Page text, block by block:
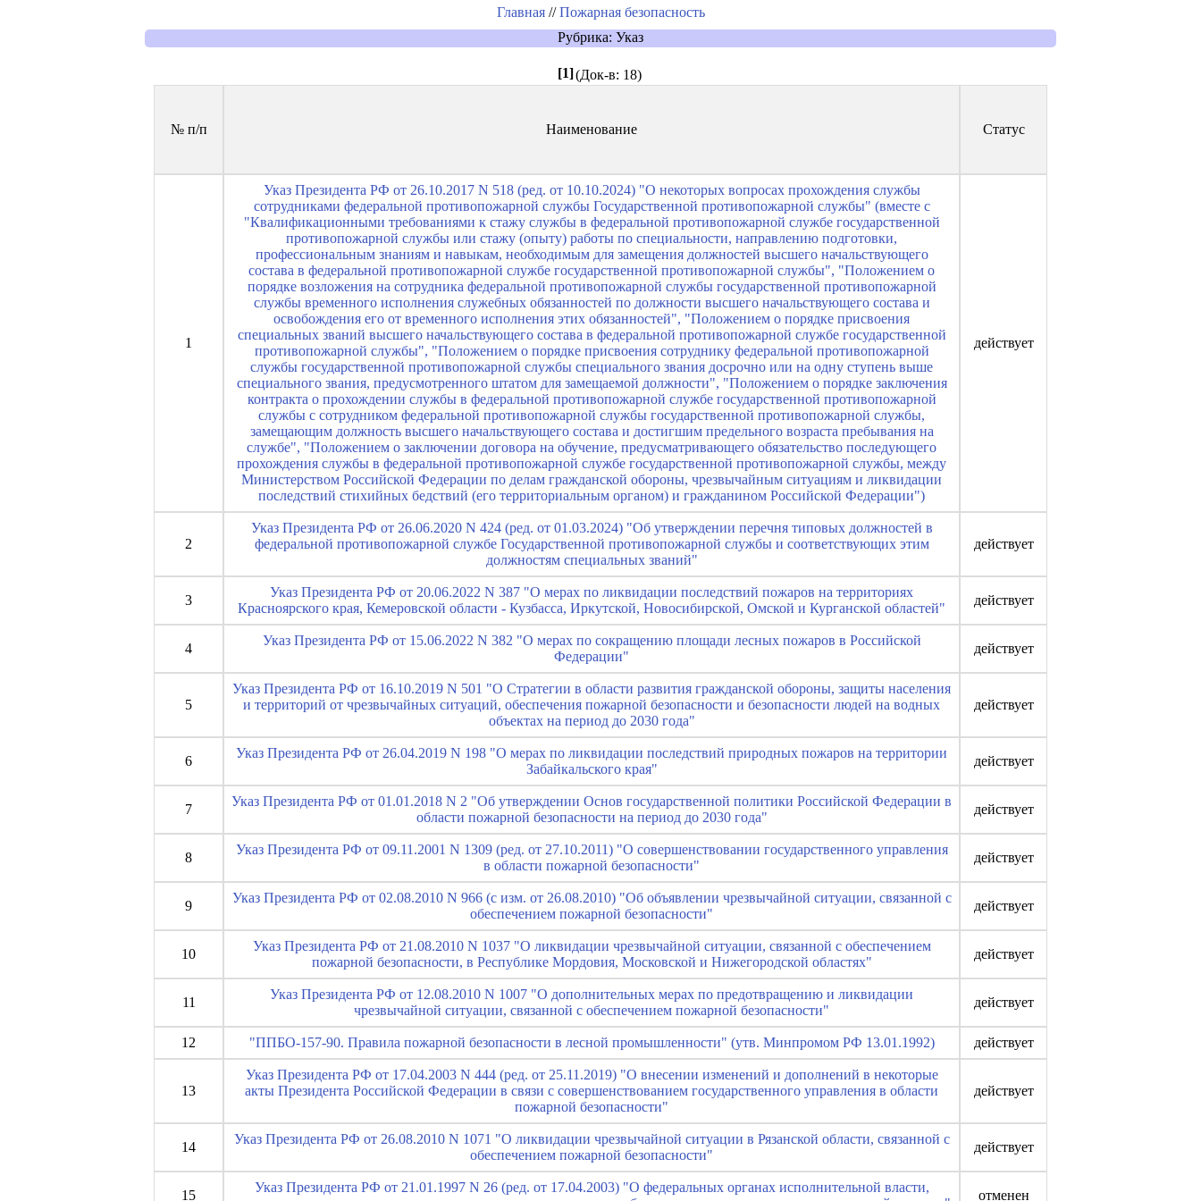
Главная //Пожарная безопасность
Рубрика: Указ
[1](Док-в: 18)
№ п/п Наименование Статус
1
Указ Президента РФ от 26.10.2017 N 518 (ред. от 10.10.2024) "О некоторых вопросах прохождения службы
сотрудниками федеральной противопожарной службы Государственной противопожарной службы" (вместе с
"Квалификационными требованиями к стажу службы в федеральной противопожарной службе государственной
противопожарной службы или стажу (опыту) работы по специальности, направлению подготовки,
профессиональным знаниям и навыкам, необходимым для замещения должностей высшего начальствующего
состава в федеральной противопожарной службе государственной противопожарной службы", "Положением о
порядке возложения на сотрудника федеральной противопожарной службы государственной противопожарной
службы временного исполнения служебных обязанностей по должности высшего начальствующего состава и
освобождения его от временного исполнения этих обязанностей", "Положением о порядке присвоения
специальных званий высшего начальствующего состава в федеральной противопожарной службе государственной
противопожарной службы", "Положением о порядке присвоения сотруднику федеральной противопожарной
службы государственной противопожарной службы специального звания досрочно или на одну ступень выше
специального звания, предусмотренного штатом для замещаемой должности", "Положением о порядке заключения
контракта о прохождении службы в федеральной противопожарной службе государственной противопожарной
службы с сотрудником федеральной противопожарной службы государственной противопожарной службы,
замещающим должность высшего начальствующего состава и достигшим предельного возраста пребывания на
службе", "Положением о заключении договора на обучение, предусматривающего обязательство последующего
прохождения службы в федеральной противопожарной службе государственной противопожарной службы, между
Министерством Российской Федерации по делам гражданской обороны, чрезвычайным ситуациям и ликвидации
последствий стихийных бедствий (его территориальным органом) и гражданином Российской Федерации")
действует
2
Указ Президента РФ от 26.06.2020 N 424 (ред. от 01.03.2024) "Об утверждении перечня типовых должностей в
федеральной противопожарной службе Государственной противопожарной службы и соответствующих этим
должностям специальных званий"
действует
3
Указ Президента РФ от 20.06.2022 N 387 "О мерах по ликвидации последствий пожаров на территориях
Красноярского края, Кемеровской области - Кузбасса, Иркутской, Новосибирской, Омской и Курганской областей"
действует
4
Указ Президента РФ от 15.06.2022 N 382 "О мерах по сокращению площади лесных пожаров в Российской
Федерации"
действует
5
Указ Президента РФ от 16.10.2019 N 501 "О Стратегии в области развития гражданской обороны, защиты населения
и территорий от чрезвычайных ситуаций, обеспечения пожарной безопасности и безопасности людей на водных
объектах на период до 2030 года"
действует
6
Указ Президента РФ от 26.04.2019 N 198 "О мерах по ликвидации последствий природных пожаров на территории
Забайкальского края"
действует
7
Указ Президента РФ от 01.01.2018 N 2 "Об утверждении Основ государственной политики Российской Федерации в
области пожарной безопасности на период до 2030 года"
действует
8
Указ Президента РФ от 09.11.2001 N 1309 (ред. от 27.10.2011) "О совершенствовании государственного управления
в области пожарной безопасности"
действует
9
Указ Президента РФ от 02.08.2010 N 966 (с изм. от 26.08.2010) "Об объявлении чрезвычайной ситуации, связанной с
обеспечением пожарной безопасности"
действует
10
Указ Президента РФ от 21.08.2010 N 1037 "О ликвидации чрезвычайной ситуации, связанной с обеспечением
пожарной безопасности, в Республике Мордовия, Московской и Нижегородской областях"
действует
11
Указ Президента РФ от 12.08.2010 N 1007 "О дополнительных мерах по предотвращению и ликвидации
чрезвычайной ситуации, связанной с обеспечением пожарной безопасности"
действует
12 "ППБО-157-90. Правила пожарной безопасности в лесной промышленности" (утв. Минпромом РФ 13.01.1992) действует
13
Указ Президента РФ от 17.04.2003 N 444 (ред. от 25.11.2019) "О внесении изменений и дополнений в некоторые
акты Президента Российской Федерации в связи с совершенствованием государственного управления в области
пожарной безопасности"
действует
14
Указ Президента РФ от 26.08.2010 N 1071 "О ликвидации чрезвычайной ситуации в Рязанской области, связанной с
обеспечением пожарной безопасности"
действует
15
Указ Президента РФ от 21.01.1997 N 26 (ред. от 17.04.2003) "О федеральных органах исполнительной власти,
отменен